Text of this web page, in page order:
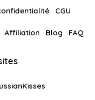
CGU
Affiliation Blog FAQ